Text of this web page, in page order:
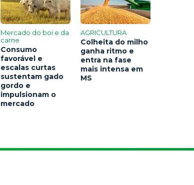
Mercado do boi e da
carne
Consumo
favorável e
escalas curtas
sustentam gado
gordo e
impulsionam o
mercado
AGRICULTURA
Colheita do milho
ganha ritmo e
entra na fase
mais intensa em
MS